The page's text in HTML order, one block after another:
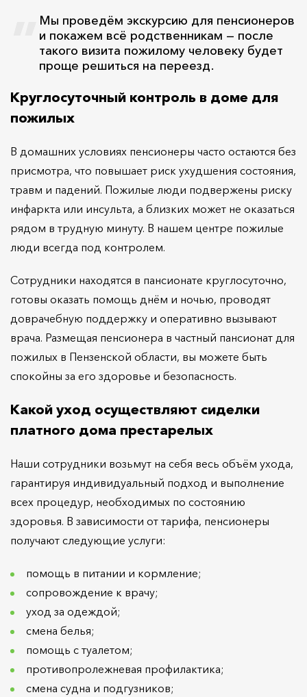
Мы проведём экскурсию для пенсионеров
и покажем всё родственникам — после
такого визита пожилому человеку будет
проще решиться на переезд.
Круглосуточный контроль в доме для
пожилых
В домашних условиях пенсионеры часто остаются без
присмотра, что повышает риск ухудшения состояния,
травм и падений. Пожилые люди подвержены риску
инфаркта или инсульта, а близких может не оказаться
рядом в трудную минуту. В нашем центре пожилые
люди всегда под контролем.
Сотрудники находятся в пансионате круглосуточно,
готовы оказать помощь днём и ночью, проводят
доврачебную поддержку и оперативно вызывают
врача. Размещая пенсионера в частный пансионат для
пожилых в Пензенской области, вы можете быть
спокойны за его здоровье и безопасность.
Какой уход осуществляют сиделки
платного дома престарелых
Наши сотрудники возьмут на себя весь объём ухода,
гарантируя индивидуальный подход и выполнение
всех процедур, необходимых по состоянию
здоровья. В зависимости от тарифа, пенсионеры
получают следующие услуги:
помощь в питании и кормление;
сопровождение к врачу;
уход за одеждой;
смена белья;
помощь с туалетом;
противопролежневая профилактика;
смена судна и подгузников;